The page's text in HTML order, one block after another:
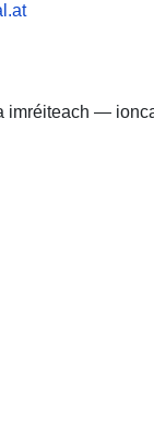
imréiteach —